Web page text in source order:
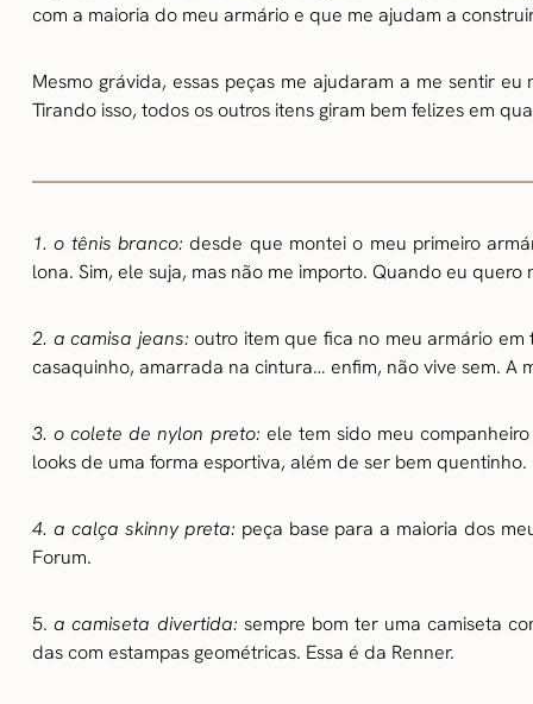
com a maioria do meu armário e que me ajudam a
Mesmo grávida, essas peças me ajudaram a me sentir
Tirando isso, todos os outros itens giram bem felizes em
1. o tênis branco: desde que montei o meu primeiro
lona. Sim, ele suja, mas não me importo. Quando eu
2. a camisa jeans: outro item que fica no meu armário
casaquinho, amarrada na cintura… enfim, não vive sem. A
3. o colete de nylon preto: ele tem sido meu
looks de uma forma esportiva, além de ser bem
4. a calça skinny preta: peça base para a maioria dos
Forum.
5.a camiseta divertida: sempre bom ter uma camiseta
das com estampas geométricas. Essa é da Renner.